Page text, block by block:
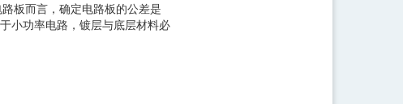
板而言，确定电路板的公差是
小功率电路，镀层与底层材料必